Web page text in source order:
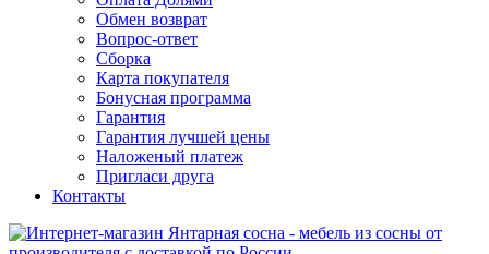
Обмен возврат
Вопрос-ответ
Сборка
Карта покупателя
Бонусная программа
Гарантия
Гарантия лучшей цены
Наложеный платеж
Пригласи друга
Контакты